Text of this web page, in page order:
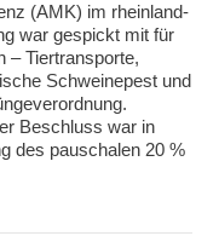
(AMK) im rheinland-
war gespickt mit für
– Tiertransporte,
Schweinepest und
Beschluss war in
des pauschalen 20 %